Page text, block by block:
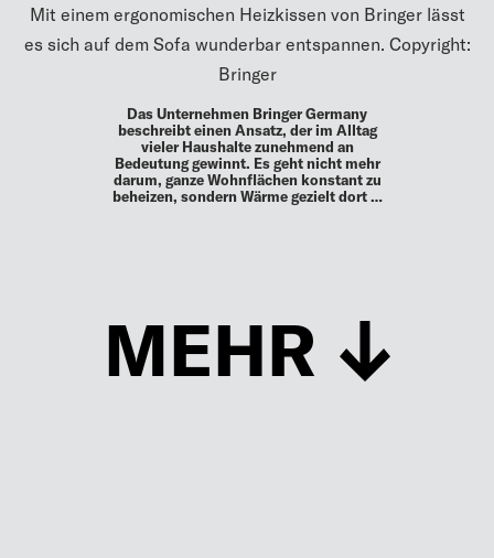
Mit einem ergonomischen Heizkissen von Bringer lässt
es sich auf dem Sofa wunderbar entspannen. Copyright:
Bringer
Das Unternehmen Bringer Germany
beschreibt einen Ansatz, der im Alltag
vieler Haushalte zunehmend an
Bedeutung gewinnt. Es geht nicht mehr
darum, ganze Wohnflächen konstant zu
beheizen, sondern Wärme gezielt dort …
MEHR